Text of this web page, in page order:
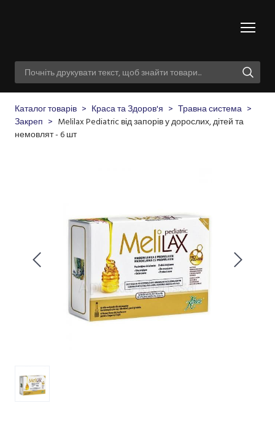
Каталог товарів Краса та Здоров'я
Травна система
Закреп
Melilax Pediatric від запорів у дорослих, дітей та
немовлят - 6 шт